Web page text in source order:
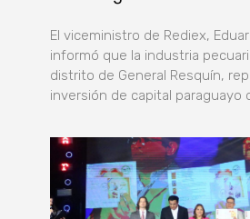
El viceministro de Rediex,
informó que la industria
distrito de General Resquín,
inversión de capital paraguayo